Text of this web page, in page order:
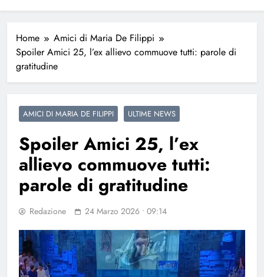
Home
Amici di Maria De Filippi
Spoiler Amici 25, l’ex allievo commuove tutti: parole di
gratitudine
AMICI DI MARIA DE FILIPPI ULTIME NEWS
Spoiler Amici 25, l’ex
allievo commuove tutti:
parole di gratitudine
Redazione 24 Marzo 2026 • 09:14